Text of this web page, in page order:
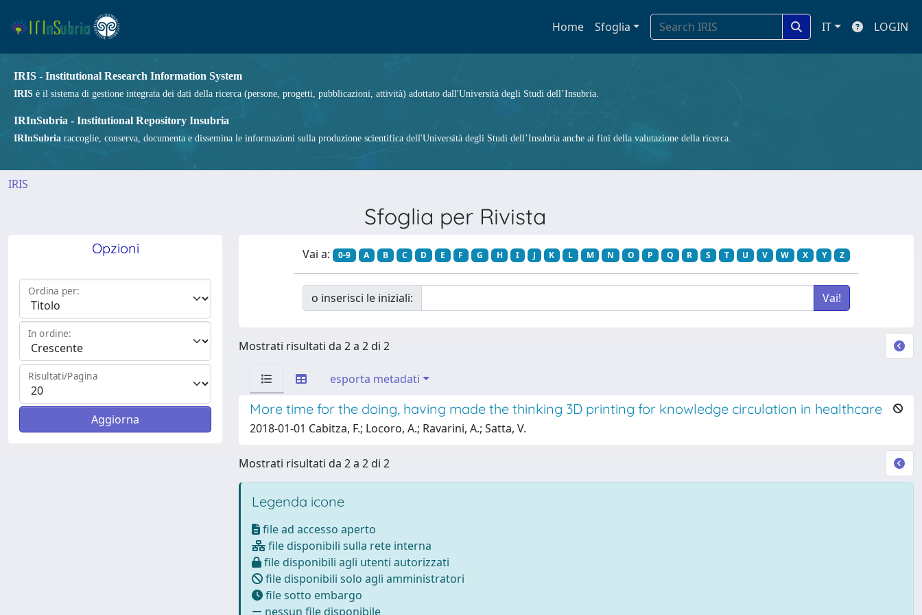
Home Sfoglia IT LOGIN
IRIS - Institutional Research Information System
IRIS è il sistema di gestione integrata dei dati della ricerca (persone, progetti, pubblicazioni, attività) adottato dall'Università degli Studi dell’Insubria.
IRInSubria - Institutional Repository Insubria
IRInSubria raccoglie, conserva, documenta e dissemina le informazioni sulla produzione scientifica dell'Università degli Studi dell’Insubria anche ai fini della valutazione della ricerca.
IRIS
Sfoglia per Rivista
Opzioni
Ordina per:
In ordine:
Risultati/Pagina
Vai a: 0-9 A B C D E F G H I J K L M N O P Q R S T U V W X Y Z
o inserisci le iniziali:
Mostrati risultati da 2 a 2 di 2
esporta metadati
More time for the doing, having made the thinking 3D printing for knowledge circulation in healthcare
2018-01-01 Cabitza, F.; Locoro, A.; Ravarini, A.; Satta, V.
Mostrati risultati da 2 a 2 di 2
Legenda icone
file ad accesso aperto
file disponibili sulla rete interna
file disponibili agli utenti autorizzati
file disponibili solo agli amministratori
file sotto embargo
nessun file disponibile